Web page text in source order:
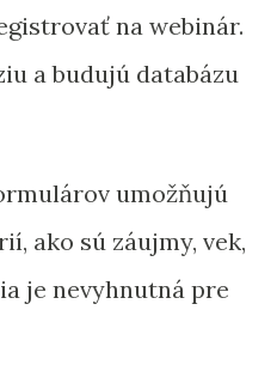
na webinár.
a budujú databázu
umožňujú
ako sú záujmy, vek,
je nevyhnutná pre